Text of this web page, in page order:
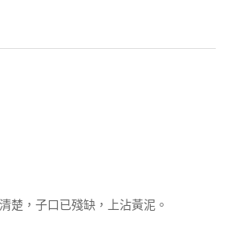
楚，子口已殘缺，上沾黃泥。